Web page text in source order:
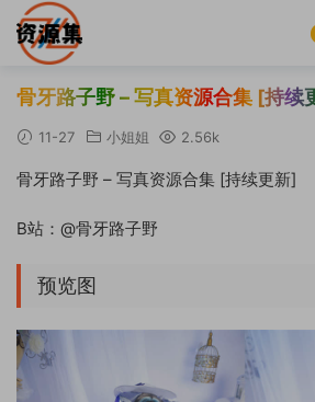
骨牙路子野 – 写真资源合集 [持续
11-27 小姐姐 2.56k
骨牙路子野 – 写真资源合集 [持续更新]
B站：@骨牙路子野
预览图